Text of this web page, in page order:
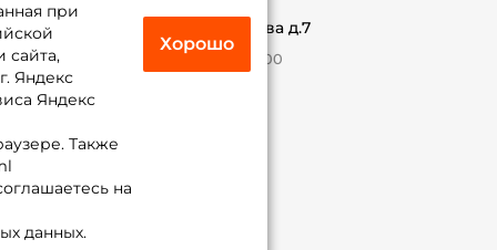
при
сайта,
Яндекс
Яндекс
Также
на
данных.
Хорошо
ул. Плеханова д.7
Ежедневно 10:00 до 20:00